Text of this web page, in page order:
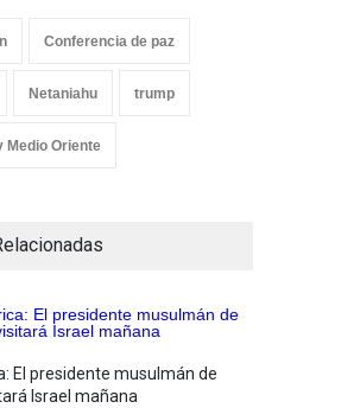
Conferencia de paz
Netaniahu trump
Medio Oriente
El presidente musulmán de
Israel mañana